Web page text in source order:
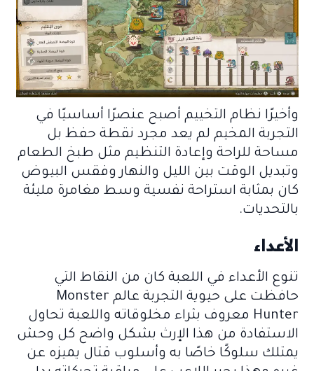
وأخيرًا نظام التخييم أصبح عنصرًا أساسيًا في
التجربة المخيم لم يعد مجرد نقطة حفظ بل
مساحة للراحة وإعادة التنظيم مثل طبخ الطعام
وتبديل الوقت بين الليل والنهار وفقس البيوض
كان بمثابة استراحة نفسية وسط مغامرة مليئة
بالتحديات.
الأعداء
تنوع الأعداء في اللعبة كان من النقاط التي
حافظت على حيوية التجربة عالم Monster
Hunter معروف بثراء مخلوقاته واللعبة تحاول
الاستفادة من هذا الإرث بشكل واضح كل وحش
يمتلك سلوكًا خاصًا به وأسلوب قتال يميزه عن